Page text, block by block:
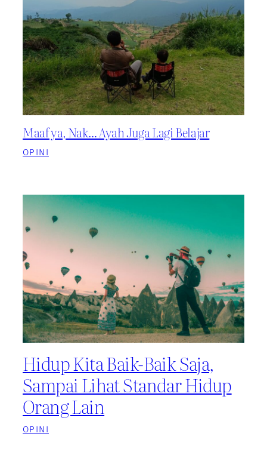
Maaf ya, Nak… Ayah Juga Lagi Belajar
OPINI
Hidup Kita Baik-Baik Saja,
Sampai Lihat Standar Hidup
Orang Lain
OPINI